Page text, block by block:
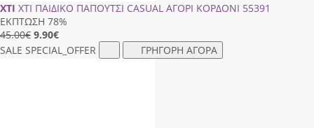
XTI XTI ΠΑΙΔΙΚΟ ΠΑΠΟΥΤΣΙ CASUAL ΑΓΟΡΙ ΚΟΡΔΟΝΙ 55391
ΕΚΠΤΩΣΗ 78%
45.00€ 9.90€
SALE SPECIAL_OFFER ΓΡΗΓΟΡΗ ΑΓΟΡΑ